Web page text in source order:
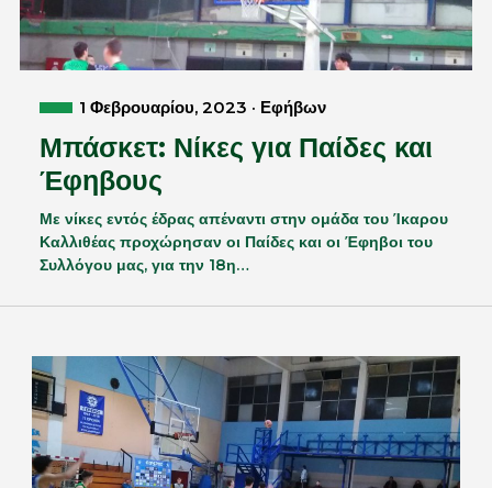
1 Φεβρουαρίου, 2023 · Εφήβων
Μπάσκετ: Νίκες για Παίδες και
Έφηβους
Με νίκες εντός έδρας απέναντι στην ομάδα του Ίκαρου
Καλλιθέας προχώρησαν οι Παίδες και οι Έφηβοι του
Συλλόγου μας, για την 18η…